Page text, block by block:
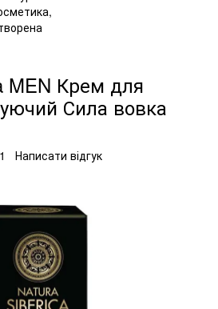
MEN Крем для
Сила вовка
Написати відгук